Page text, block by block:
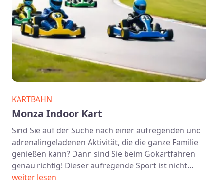
KARTBAHN
Monza Indoor Kart
Sind Sie auf der Suche nach einer aufregenden und
adrenalingeladenen Aktivität, die die ganze Familie
genießen kann? Dann sind Sie beim Gokartfahren
genau richtig! Dieser aufregende Sport ist nicht…
weiter lesen